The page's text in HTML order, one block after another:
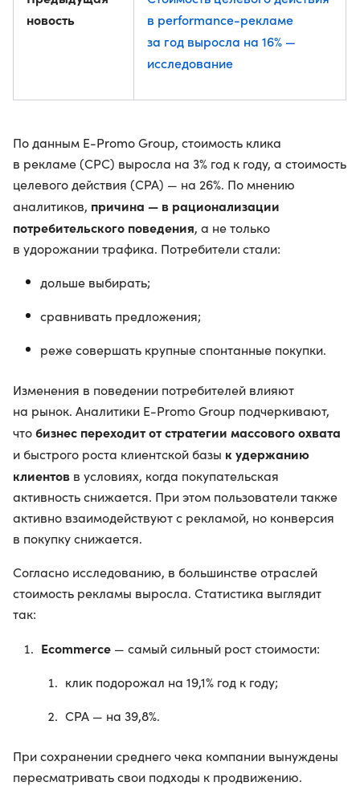
новость
в performance-рекламе
за год выросла на 16% —
исследование
По данным E-Promo Group, стоимость клика
в рекламе (CPC) выросла на 3% год к году, а стоимость
целевого действия (CPA) — на 26%. По мнению
аналитиков, причина — в рационализации
потребительского поведения, а не только
в удорожании трафика. Потребители стали:
дольше выбирать;
сравнивать предложения;
реже совершать крупные спонтанные покупки.
Изменения в поведении потребителей влияют
на рынок. Аналитики E-Promo Group подчеркивают,
чтобизнес переходит от стратегии массового охвата
и быстрого роста клиентской базы к удержанию
клиентов в условиях, когда покупательская
активность снижается. При этом пользователи также
активно взаимодействуют с рекламой, но конверсия
в покупку снижается.
Согласно исследованию, в большинстве отраслей
стоимость рекламы выросла. Статистика выглядит
так:
Ecommerce — самый сильный рост стоимости:
клик подорожал на 19,1% год к году;
CPA — на 39,8%.
При сохранении среднего чека компании вынуждены
пересматривать свои подходы к продвижению.